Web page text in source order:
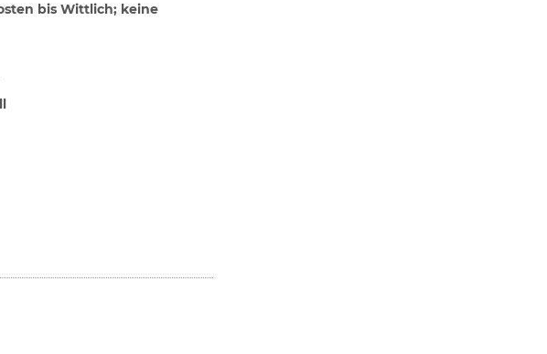
bis Wittlich; keine